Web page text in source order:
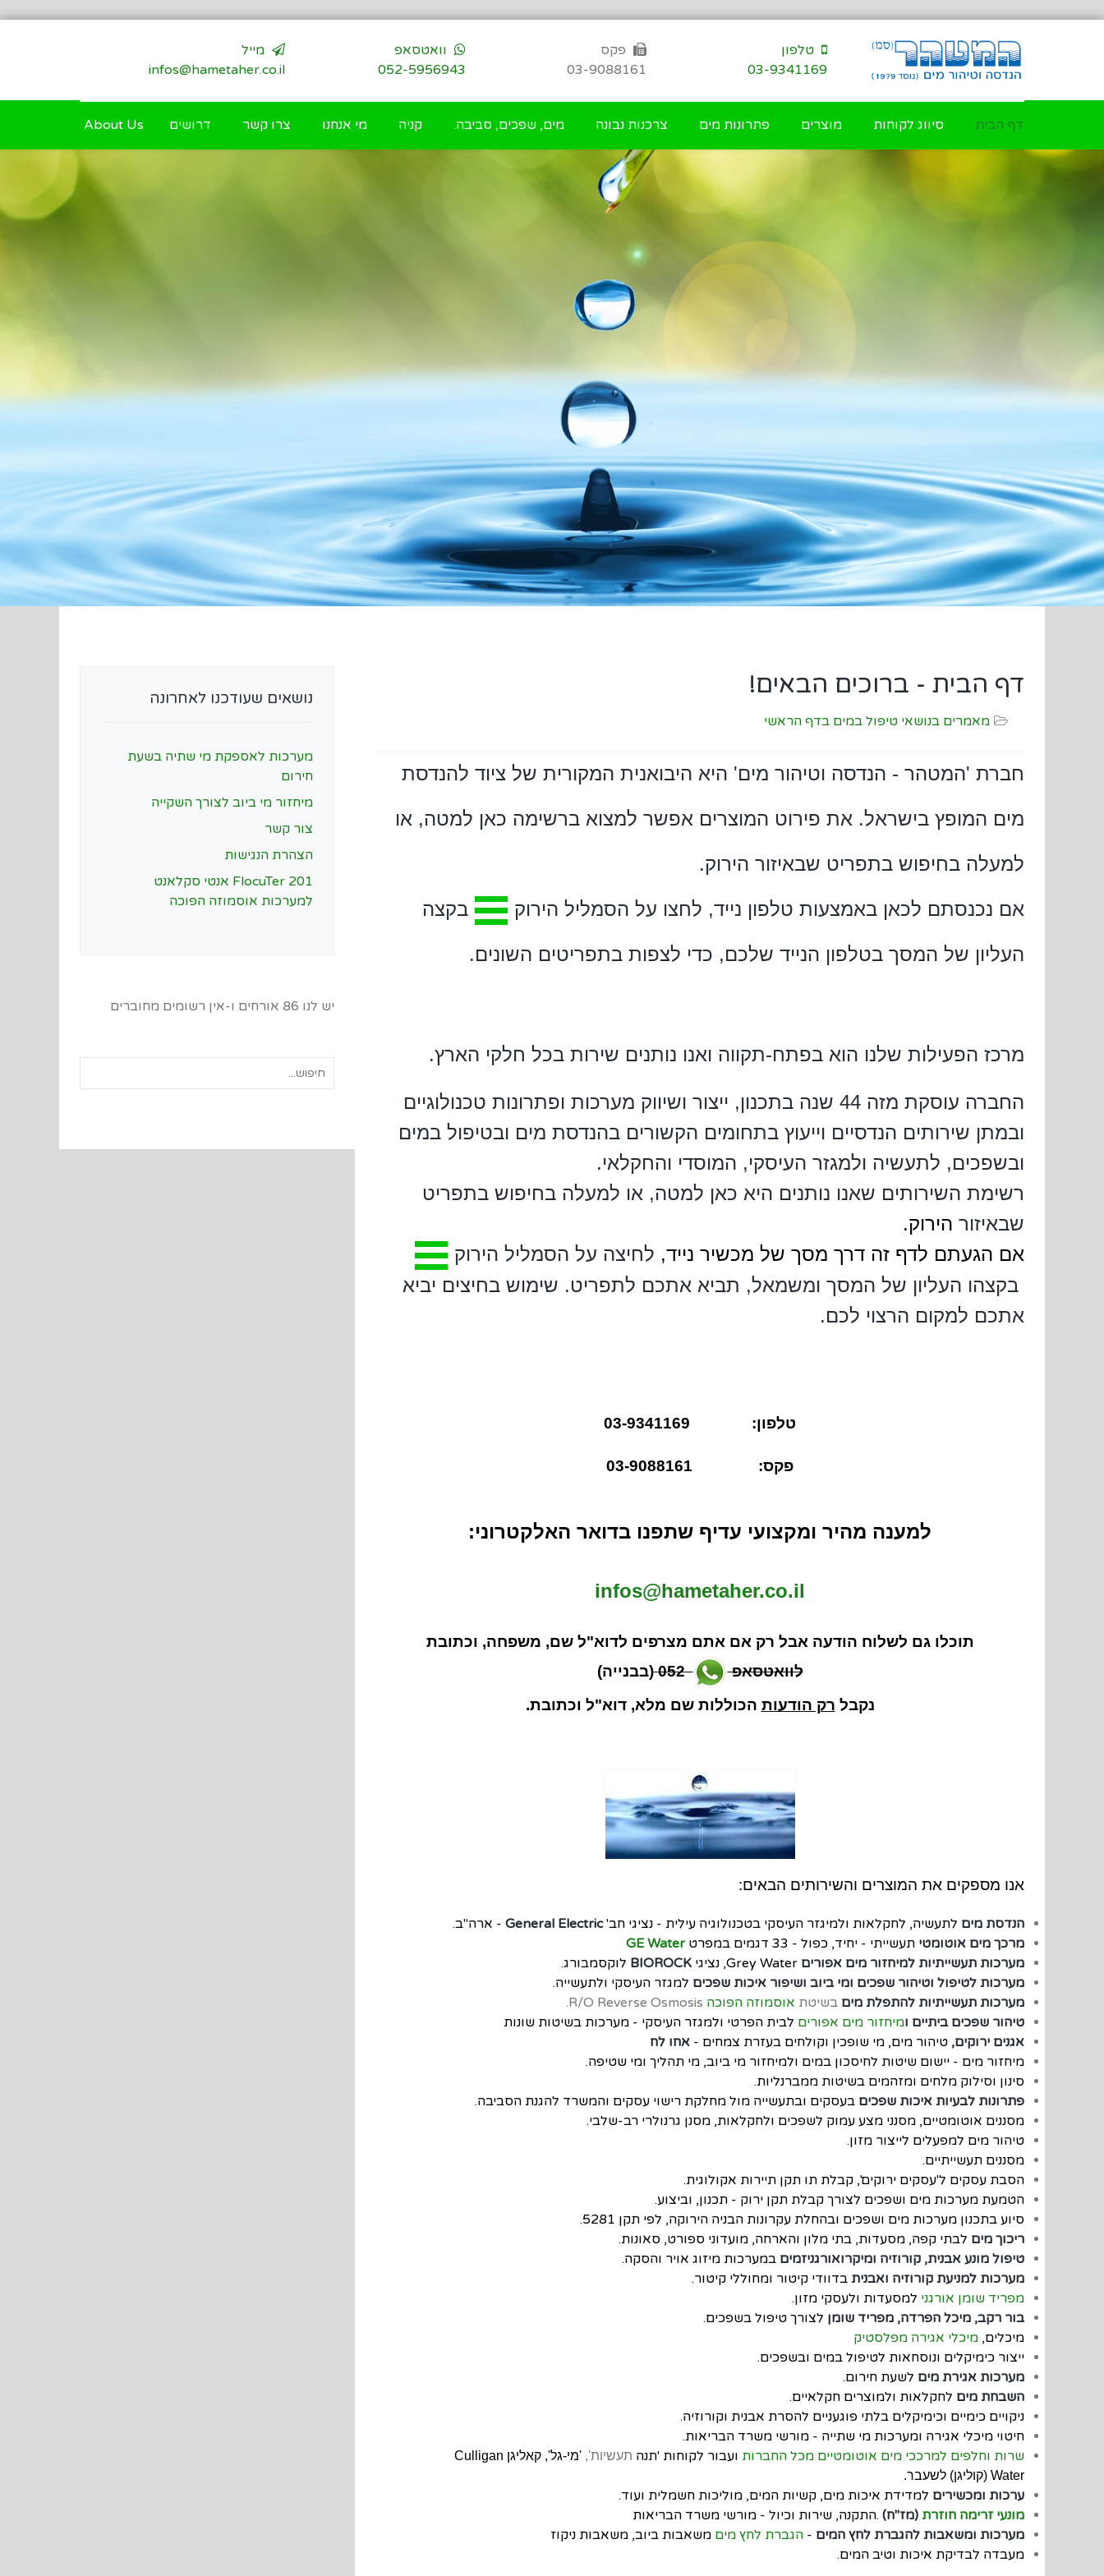
דילוג
טלפון
03-9341169
פקס
03-9088161
וואטסאפ
052-5956943
מייל
infos@hametaher.co.il
דף הבית סיווג לקוחות מוצרים פתרונות מים צרכנות נבונה מים, שפכים, סביבה. קניה מי אנחנו צרו קשר דרושים About Us
דף הבית - ברוכים הבאים!
מאמרים בנושאי טיפול במים בדף הראשי
חברת 'המטהר - הנדסה וטיהור מים' היא היבואנית המקורית של ציוד להנדסת
מים המופץ בישראל. את פירוט המוצרים אפשר למצוא ברשימה כאן למטה, או
למעלה בחיפוש בתפריט שבאיזור הירוק.
אם נכנסתם לכאן באמצעות טלפון נייד, לחצו על הסמליל הירוק בקצה
העליון של המסך בטלפון הנייד שלכם, כדי לצפות בתפריטים השונים.
מרכז הפעילות שלנו הוא בפתח-תקווה ואנו נותנים שירות בכל חלקי הארץ.
החברה עוסקת מזה 44 שנה בתכנון, ייצור ושיווק מערכות ופתרונות טכנולוגיים
ובמתן שירותים הנדסיים וייעוץ בתחומים הקשורים בהנדסת מים ובטיפול במים
ובשפכים, לתעשיה ולמגזר העיסקי, המוסדי והחקלאי.
רשימת השירותים שאנו נותנים היא כאן למטה, או למעלה בחיפוש בתפריט
שבאיזור הירוק.
אם הגעתם לדף זה דרך מסך של מכשיר נייד, לחיצה על הסמליל הירוק
בקצהו העליון של המסך ומשמאל, תביא אתכם לתפריט. שימוש בחיצים יביא
אתכם למקום הרצוי לכם.
טלפון: 03-9341169
פקס: 03-9088161
למענה מהיר ומקצועי עדיף שתפנו בדואר האלקטרוני:
infos@hametaher.co.il
תוכלו גם לשלוח הודעה אבל רק אם אתם מצרפים לדוא"ל שם, משפחה, וכתובת
לוואטסאפ
052 (בבנייה)
נקבל רק הודעות הכוללות שם מלא, דוא"ל וכתובת.
אנו מספקים את המוצרים והשירותים הבאים:
הנדסת מים לתעשיה, לחקלאות ולמיגזר העיסקי בטכנולוגיה עילית - נציגי חב'General Electric
- ארה"ב.
מרכך מים אוטומטי תעשייתי - יחיד, כפול - 33 דגמים במפרט
GE Water
מערכות תעשייתיות למיחזור מים אפורים
נציגי BIOROCK לוקסמבורג.
מערכות לטיפול וטיהור שפכים ומי ביוב ושיפור איכות שפכים למגזר העיסקי ולתעשייה.
מערכות תעשייתיות להתפלת מים בשיטת אוסמוזה הפוכה
טיהור שפכים ביתיים ומיחזור מים אפורים לבית הפרטי ולמגזר העיסקי - מערכות בשיטות שונות
אגנים ירוקים,
אחו לח - טיהור מים, מי שופכין וקולחים בעזרת צמחים
מיחזור מים - יישום שיטות לחיסכון במים ולמיחזור מי ביוב, מי תהליך ומי שטיפה.
סינון וסילוק מלחים ומזהמים בשיטות ממברנליות.
פתרונות לבעיות איכות שפכים בעסקים ובתעשייה מול מחלקת רישוי עסקים והמשרד להגנת הסביבה.
מסננים אוטומטיים, מסנני מצע עמוק לשפכים ולחקלאות, מסנן גרנולרי רב-שלבי.
טיהור מים למפעלים לייצור מזון.
מסננים תעשייתיים.
הסבת עסקים ל'עסקים ירוקים', קבלת תו תקן תיירות אקולוגית.
הטמעת מערכות מים ושפכים לצורך קבלת תקן ירוק - תכנון, וביצוע.
סיוע בתכנון מערכות מים ושפכים ובהחלת עקרונות הבניה הירוקה, לפי תקן 5281.
ריכוך מים לבתי קפה, מסעדות, בתי מלון והארחה, מועדוני ספורט, סאונות.
טיפול מונע אבנית, קורוזיה ומיקרואורגניזמים במערכות מיזוג אויר והסקה.
מערכות למניעת קורוזיה ואבנית בדוודי קיטור ומחוללי קיטור.
מפריד שומן אורגני למסעדות ולעסקי מזון.
בור רקב, מיכל הפרדה, מפריד שומן לצורך טיפול בשפכים.
מיכלים, מיכלי אגירה מפלסטיק
ייצור כימיקלים ונוסחאות לטיפול במים ובשפכים.
מערכות אגירת מים לשעת חירום.
השבחת מים לחקלאות ולמוצרים חקלאיים.
ניקויים כימיים וכימיקלים בלתי פוגעניים להסרת אבנית וקורוזיה.
חיטוי מיכלי אגירה ומערכות מי שתייה - מורשי משרד הבריאות.
שרות וחלפים למרככי מים אוטומטיים מכל החברות ועבור לקוחות 'תנה תעשיות',
'מי-גל', קאליגן Culligan
Water (קוליגן) לשעבר.
ערכות ומכשירים למדידת איכות מים, קשיות המים, מוליכות חשמלית ועוד.
מונעי זרימה חוזרת (מז''ח) התקנה, שירות וכיול - מורשי משרד הבריאות.
- מערכות ומשאבות להגברת לחץ המים הגברת לחץ מים משאבות ביוב, משאבות ניקוז
מעבדה לבדיקת איכות וטיב המים.
נושאים שעודכנו לאחרונה
מערכות לאספקת מי שתיה בשעת
חירום
מיחזור מי ביוב לצורך השקייה
צור קשר
הצהרת הנגישות
FlocuTer 201 אנטי סקלאנט
למערכות אוסמוזה הפוכה
יש לנו 86 אורחים ו-אין רשומים מחוברים
חיפוש...